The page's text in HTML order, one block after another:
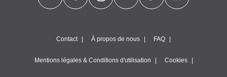
Contact À propos de nous FAQ
Mentions légales & Conditions d'utilisation Cookies